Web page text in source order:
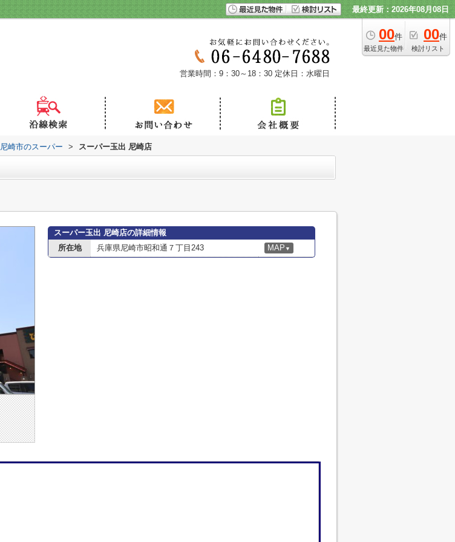
最終更新：2026年08月08日
00件
最近見た物件
00件
検討リスト
営業時間：9：30～18：30 定休日：水曜日
尼崎市のスーパー > スーパー玉出 尼崎店
スーパー玉出 尼崎店の詳細情報
所在地
兵庫県尼崎市昭和通７丁目243 MAP ▼